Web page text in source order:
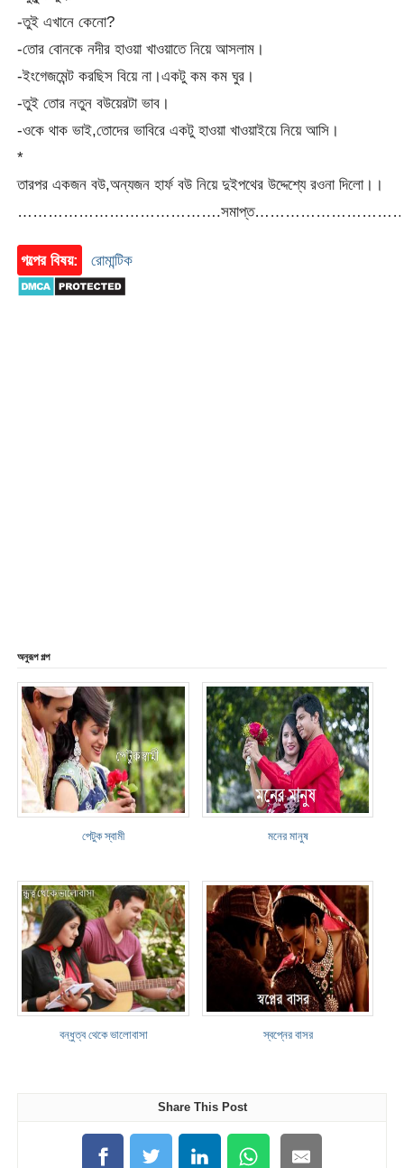
-তুই এখানে কেনো?
-তোর বোনকে নদীর হাওয়া খাওয়াতে নিয়ে আসলাম।
-ইংগেজমেন্ট করছিস বিয়ে না।একটু কম কম ঘুর।
-তুই তোর নতুন বউয়েরটা ভাব।
-ওকে থাক ভাই,তোদের ভাবিরে একটু হাওয়া খাওয়াইয়ে নিয়ে আসি।
*
তারপর একজন বউ,অন্যজন হার্ফ বউ নিয়ে দুইপথের উদ্দেশ্যে রওনা দিলো।।
গল্পের বিষয়: রোমান্টিক
অনুরূপ গল্প
পেটুক স্বামী মনের মানুষ
বন্ধুত্ব থেকে ভালোবাসা স্বপ্নের বাসর
Share This Post